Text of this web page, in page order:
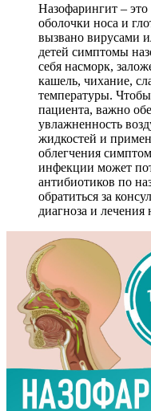
Назофарингит – это
оболочки носа и
вызвано вирусами
детей симптомы
себя насморк,
кашель, чихание,
температуры.
пациента, важно
увлажненность
жидкостей и
облегчения
инфекции может
антибиотиков по
обратиться за
диагноза и лечения